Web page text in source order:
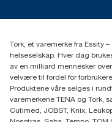
(+47) 22 70 62 00
Fredrik Selmers vei
0603 OSLO
Tork, et varemerke fra Essity
helseselskap. Hver dag
av en milliard mennesker
velvære til fordel for
Produktene våre selges i
varemerkene TENA og Tork,
Cutimed, JOBST, Knix,